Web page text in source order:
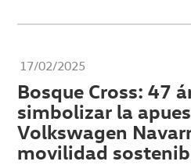
17/02/2025
Bosque Cross: 47
simbolizar la
Volkswagen
movilidad